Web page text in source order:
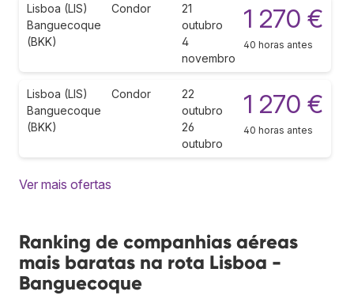
Lisboa (LIS)
Banguecoque
(BKK)
Condor
21
outubro
4
novembro
1 270 €
40 horas antes
Lisboa (LIS)
Banguecoque
(BKK)
Condor
22
outubro
26
outubro
1 270 €
40 horas antes
Ver mais ofertas
Ranking de companhias aéreas
mais baratas na rota Lisboa -
Banguecoque